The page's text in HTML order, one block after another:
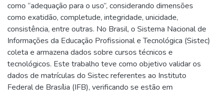
como “adequação para o uso”, considerando dimensões
como exatidão, completude, integridade, unicidade,
consistência, entre outras. No Brasil, o Sistema Nacional de
Informações da Educação Profissional e Tecnológica (Sistec)
coleta e armazena dados sobre cursos técnicos e
tecnológicos. Este trabalho teve como objetivo validar os
dados de matrículas do Sistec referentes ao Instituto
Federal de Brasília (IFB), verificando se estão em